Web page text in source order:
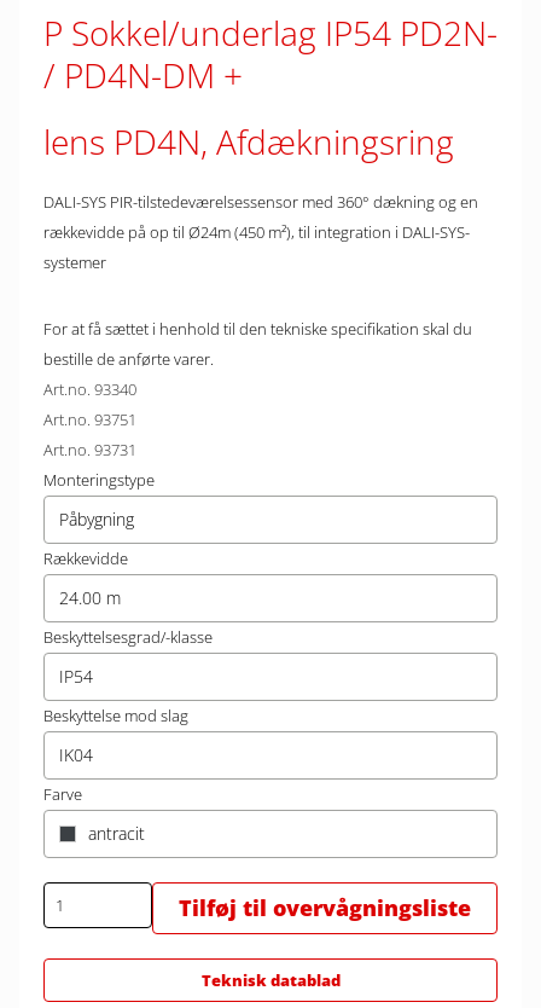
P Sokkel/underlag IP54 PD2N-
/ PD4N-DM
lens PD4N, Afdækningsring
DALI-SYS PIR-tilstedeværelsessensor med 360° dækning og en
rækkevidde på op til Ø24m (450 m²), til integration i DALI-SYS-
systemer
For at få sættet i henhold til den tekniske specifikation skal du
bestille de anførte varer.
Art.no. 93340
Art.no. 93751
Art.no. 93731
Monteringstype
Påbygning
Rækkevidde
24.00 m
Beskyttelsesgrad/-klasse
IP54
Beskyttelse mod slag
IK04
Farve
antracit
Tilføj til overvågningsliste
Teknisk datablad